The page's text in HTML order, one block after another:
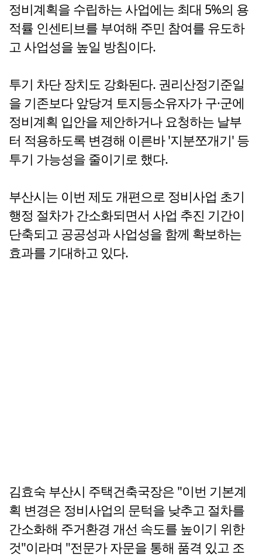
정비계획을 수립하는 사업에는 최대 5%의 용
적률 인센티브를 부여해 주민 참여를 유도하
고 사업성을 높일 방침이다.
투기 차단 장치도 강화된다. 권리산정기준일
을 기존보다 앞당겨 토지등소유자가 구·군에
정비계획 입안을 제안하거나 요청하는 날부
터 적용하도록 변경해 이른바 '지분쪼개기' 등
투기 가능성을 줄이기로 했다.
부산시는 이번 제도 개편으로 정비사업 초기
행정 절차가 간소화되면서 사업 추진 기간이
단축되고 공공성과 사업성을 함께 확보하는
효과를 기대하고 있다.
김효숙 부산시 주택건축국장은 "이번 기본계
획 변경은 정비사업의 문턱을 낮추고 절차를
간소화해 주거환경 개선 속도를 높이기 위한
것"이라며 "전문가 자문을 통해 품격 있고 조